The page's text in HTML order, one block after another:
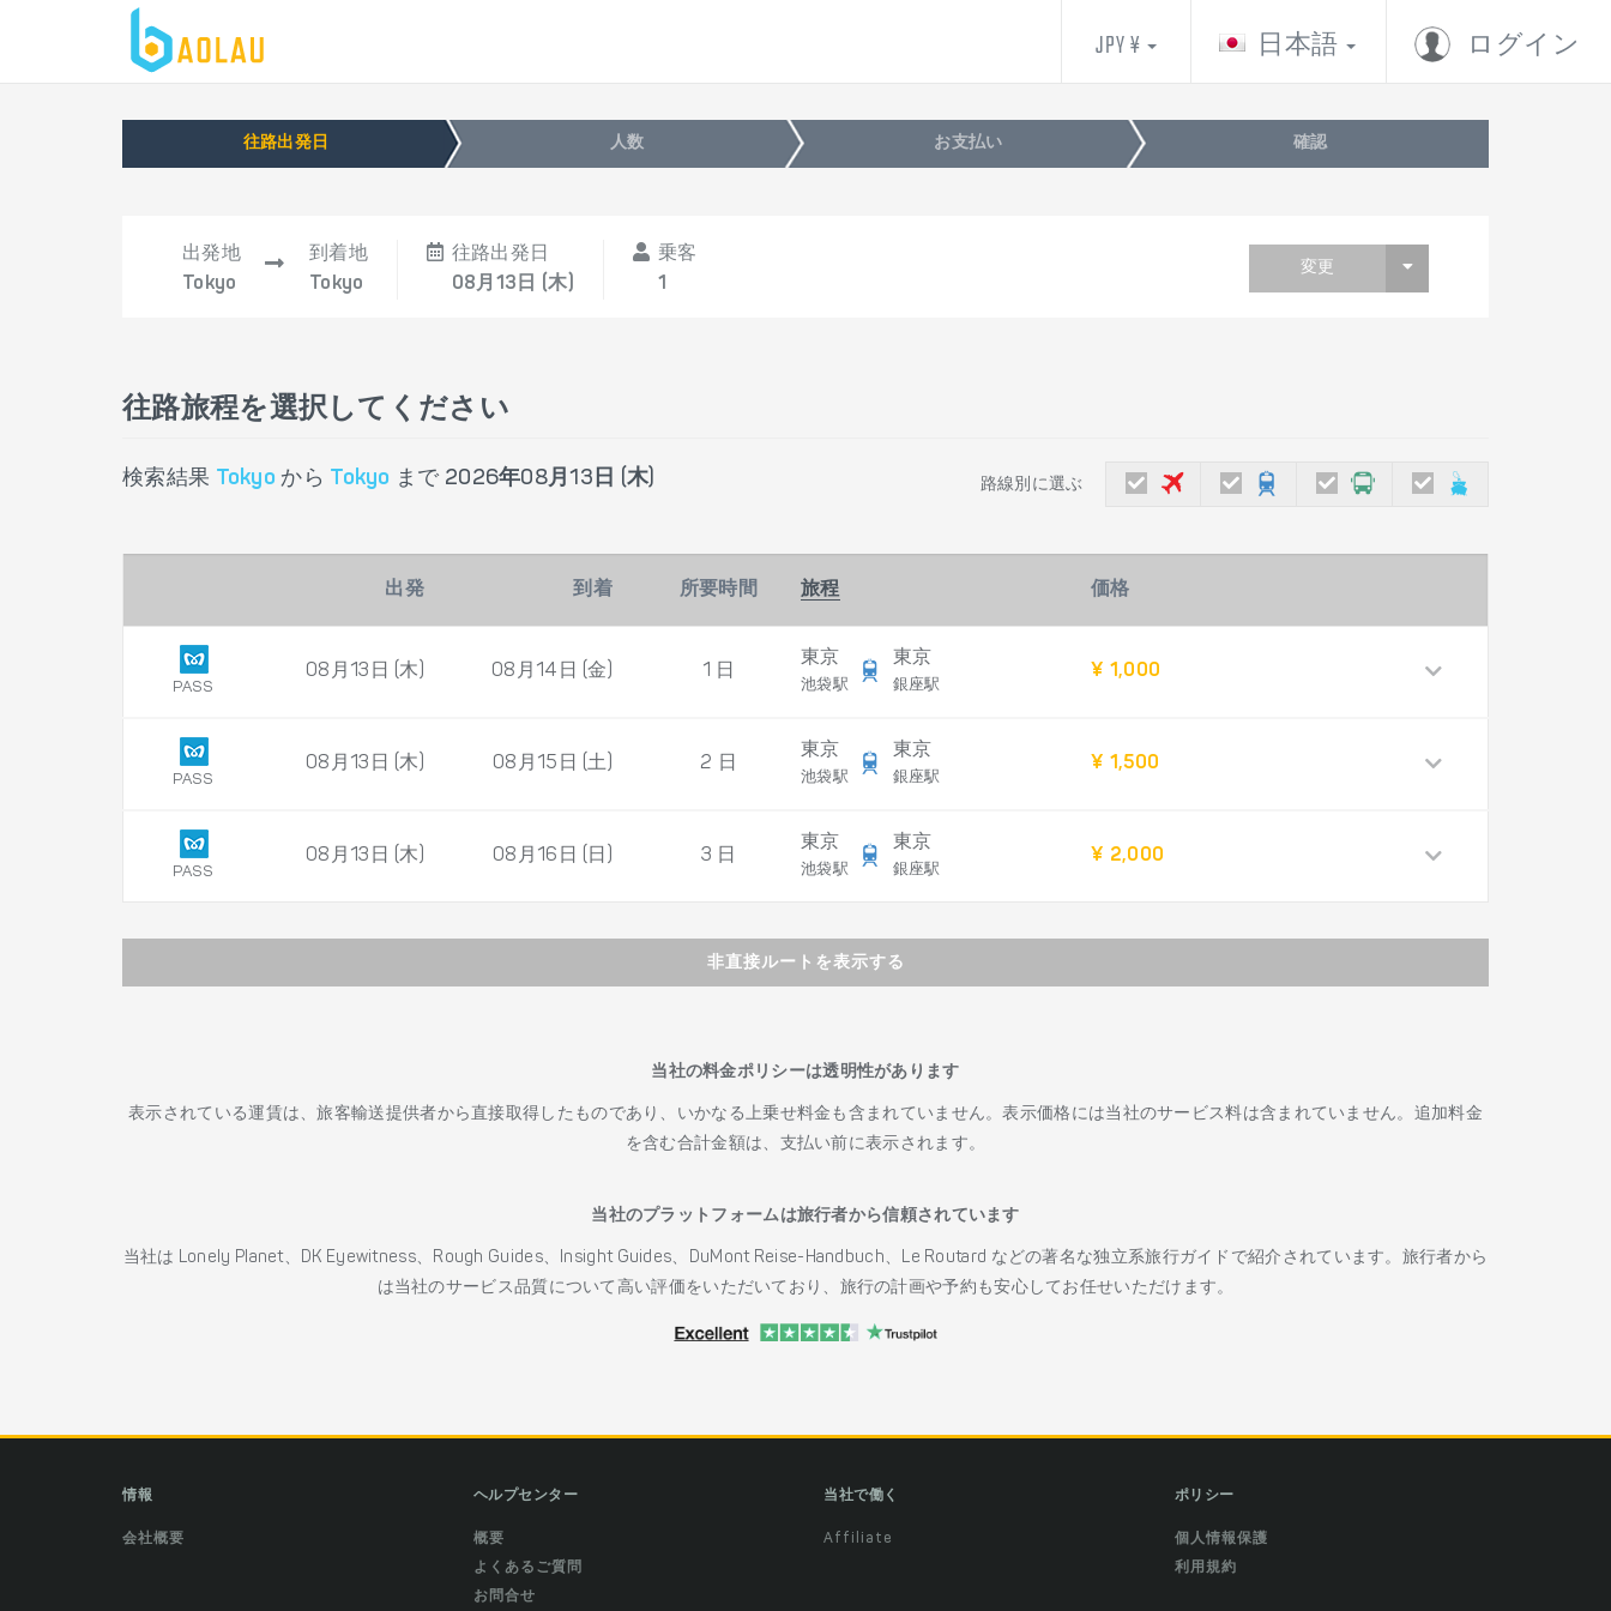
ログイン
日本語
JPY ¥
往路出発日 人数 お支払い 確認
出発地
Tokyo
到着地
Tokyo
往路出発日
08月13日 (木)
乗客
1
変更
往路旅程を選択してください
検索結果 Tokyo から Tokyo まで 2026年08月13日 (木) 路線別に選ぶ
出発 到着 所要時間 旅程 価格
PASS
08月13日 (木) 08月14日 (金) 1 日
東京
池袋駅
東京
銀座駅
¥ 1,000
PASS
08月13日 (木) 08月15日 (土) 2 日
東京
池袋駅
東京
銀座駅
¥ 1,500
PASS
08月13日 (木) 08月16日 (日) 3 日
東京
池袋駅
東京
銀座駅
¥ 2,000
非直接ルートを表示する
当社の料金ポリシーは透明性があります
表示されている運賃は、旅客輸送提供者から直接取得したものであり、いかなる上乗せ料金も含まれていません。表示価格には当社のサービス料は含まれていません。追加料金
を含む合計金額は、支払い前に表示されます。
当社のプラットフォームは旅行者から信頼されています
当社は Lonely Planet、DK Eyewitness、Rough Guides、Insight Guides、DuMont Reise-Handbuch、Le Routard などの著名な独立系旅行ガイドで紹介されています。旅行者から
は当社のサービス品質について高い評価をいただいており、旅行の計画や予約も安心してお任せいただけます。
情報
会社概要
ヘルプセンター
概要
よくあるご質問
お問合せ
当社で働く
Affiliate
ポリシー
個人情報保護
利用規約